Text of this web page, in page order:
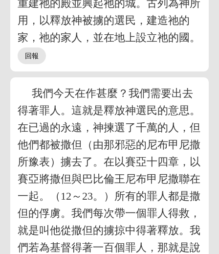
重建祂的殿並興起祂的城。古列為神所
用，以釋放神被擄的選民，建造祂的
家，祂的家人，並在地上設立祂的國。
我們今天在作甚麼？我們需要出去
得著罪人。這就是釋放神選民的意思。
在已過的永遠，神揀選了千萬的人，但
他們都被撒但（由那邪惡的尼布甲尼撒
所豫表）擄去了。在以賽亞十四章，以
賽亞將撒但與巴比倫王尼布甲尼撒聯在
一起。（12～23。）所有的罪人都是撒
但的俘虜。我們每次帶一個罪人得救，
就是叫他從撒但的擄掠中得著釋放。我
們若為基督得著一百個罪人，那就是說